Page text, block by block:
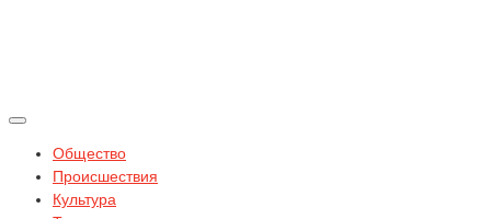
Общество
Происшествия
Культура